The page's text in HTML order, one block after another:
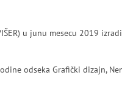
u junu mesecu 2019
odseka Grafički dizajn,